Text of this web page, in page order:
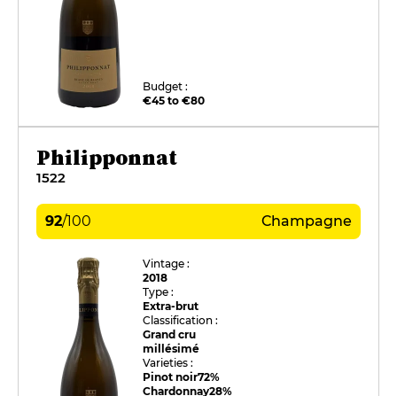
Budget :
€45 to €80
Philipponnat
1522
92/100 Champagne
Vintage :
2018
Type :
Extra-brut
Classification :
Grand cru
millésimé
Varieties :
Pinot noir72%
Chardonnay28%